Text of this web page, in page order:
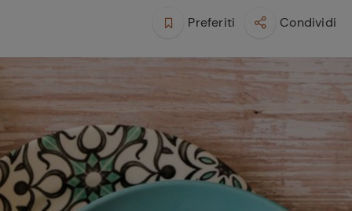
Ritorno sui banchi?
Consigli per ritrovare
Preferiti Condividi